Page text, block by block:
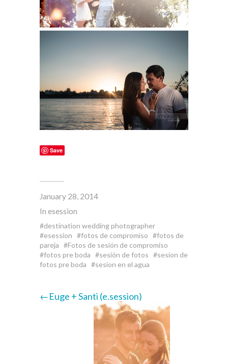
Save
January 28, 2014
In esession
destination wedding photographer
esession
fotos de compromiso
fotos de
pareja
Fotos de sesión de compromiso
fotos pre boda
sesión de fotos
sesion de
fotos pre boda
sesion en el agua
←Euge + Santi (e.session)